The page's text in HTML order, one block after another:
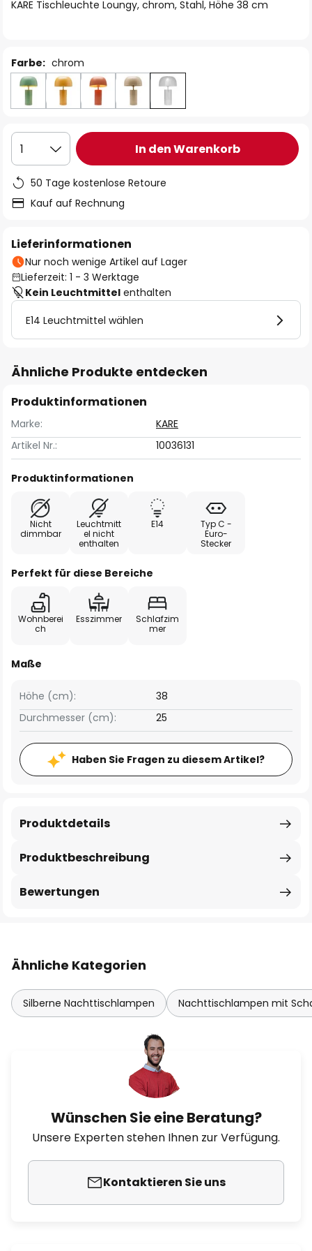
KARE Tischleuchte Loungy, chrom, Stahl, Höhe 38 cm
Farbe: chrom
1 In den Warenkorb
50 Tage kostenlose Retoure
Kauf auf Rechnung
Lieferinformationen
Nur noch wenige Artikel auf Lager
Lieferzeit: 1 - 3 Werktage
Kein Leuchtmittel enthalten
E14 Leuchtmittel wählen
Ähnliche Produkte entdecken
Produktinformationen
Marke:
KARE
Artikel Nr.:
10036131
Produktinformationen
Nicht
dimmbar
Leuchtmitt
el nicht
enthalten
E14
Typ C -
Euro-
Stecker
Perfekt für diese Bereiche
Wohnberei
ch
Esszimmer
Schlafzim
mer
Maße
Höhe (cm):
38
Durchmesser (cm):
25
Haben Sie Fragen zu diesem Artikel?
Produktbeschreibung
Produktdetails
Bewertungen
Ähnliche Kategorien
Silberne Nachttischlampen Nachttischlampen mit
Wünschen Sie eine Beratung?
Unsere Experten stehen Ihnen zur Verfügung.
Kontaktieren Sie uns